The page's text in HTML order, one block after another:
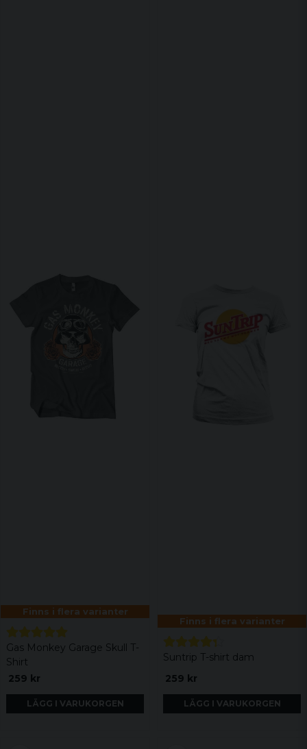
Finns i flera varianter
Gas Monkey Garage Skull T-
Shirt
259 kr
LÄGG I VARUKORGEN
Finns i flera varianter
Suntrip T-shirt dam
259 kr
LÄGG I VARUKORGEN